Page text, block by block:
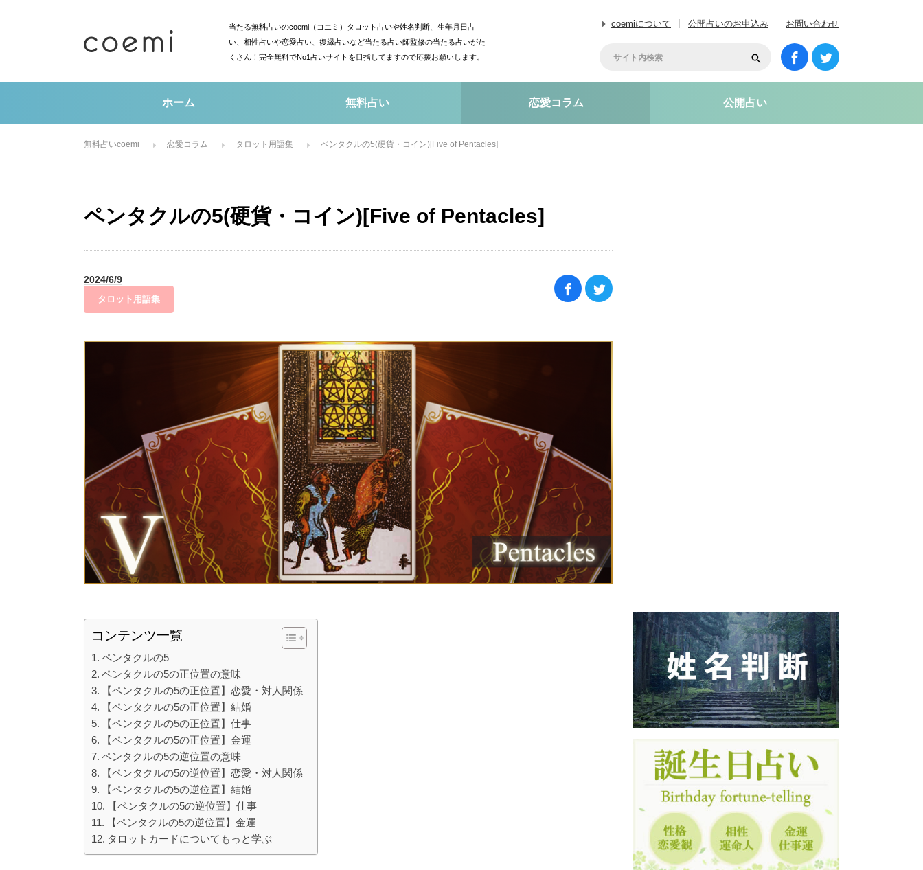
当たる無料占いのcoemi（コエミ）タロット占いや姓名判断、生年月日占
い、相性占いや恋愛占い、復縁占いなど当たる占い師監修の当たる占いがた
くさん！完全無料でNo1占いサイトを目指してますので応援お願いします。
coemiについて 公開占いのお申込み お問い合わせ
ホーム 無料占い 恋愛コラム 公開占い
無料占いcoemi 恋愛コラム タロット用語集 ペンタクルの5(硬貨・コイン)[Five of Pentacles]
ペンタクルの5(硬貨・コイン)[Five of Pentacles]
2024/6/9
タロット用語集
コンテンツ一覧
ペンタクルの5
ペンタクルの5の正位置の意味
【ペンタクルの5の正位置】恋愛・対人関係
【ペンタクルの5の正位置】結婚
【ペンタクルの5の正位置】仕事
【ペンタクルの5の正位置】金運
ペンタクルの5の逆位置の意味
【ペンタクルの5の逆位置】恋愛・対人関係
【ペンタクルの5の逆位置】結婚
【ペンタクルの5の逆位置】仕事
【ペンタクルの5の逆位置】金運
タロットカードについてもっと学ぶ